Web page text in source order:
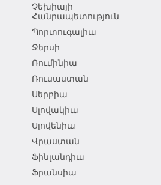
Չեխիայի
Հանրապետություն
Պորտուգալիա
Ջերսի
Ռումինիա
Ռուսաստան
Սերբիա
Սլովակիա
Սլովենիա
Վրաստան
Ֆինլանդիա
Ֆրանսիա